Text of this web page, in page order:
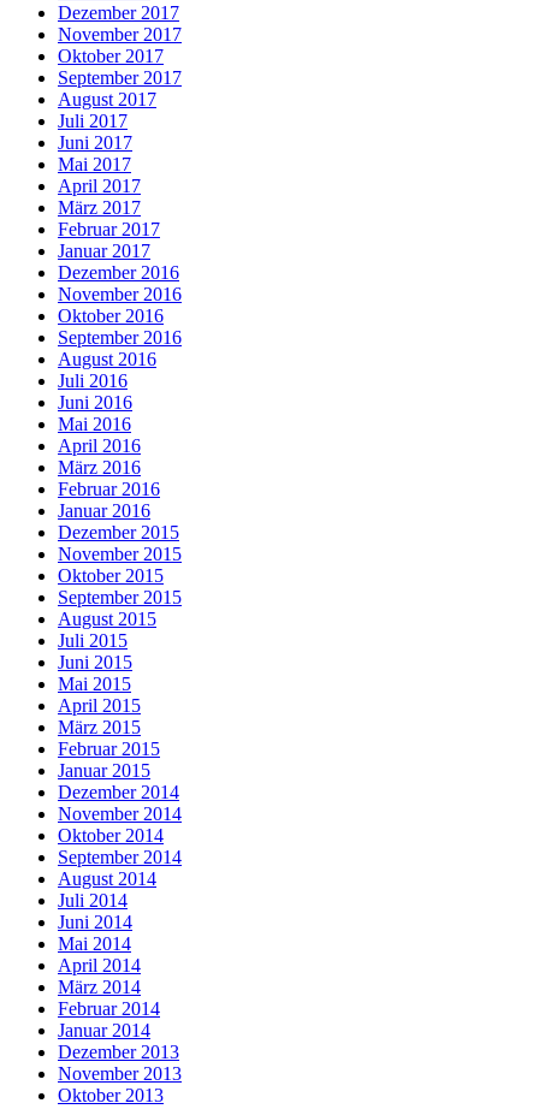
Dezember 2017
November 2017
Oktober 2017
September 2017
August 2017
Juli 2017
Juni 2017
Mai 2017
April 2017
März 2017
Februar 2017
Januar 2017
Dezember 2016
November 2016
Oktober 2016
September 2016
August 2016
Juli 2016
Juni 2016
Mai 2016
April 2016
März 2016
Februar 2016
Januar 2016
Dezember 2015
November 2015
Oktober 2015
September 2015
August 2015
Juli 2015
Juni 2015
Mai 2015
April 2015
März 2015
Februar 2015
Januar 2015
Dezember 2014
November 2014
Oktober 2014
September 2014
August 2014
Juli 2014
Juni 2014
Mai 2014
April 2014
März 2014
Februar 2014
Januar 2014
Dezember 2013
November 2013
Oktober 2013